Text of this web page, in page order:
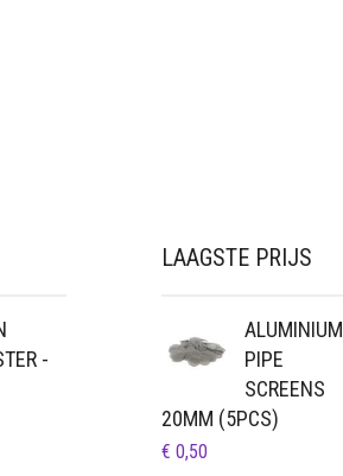
-
LAAGSTE PRIJS
ALUMINIUM
PIPE
SCREENS
20MM (5PCS)
€ 0,50